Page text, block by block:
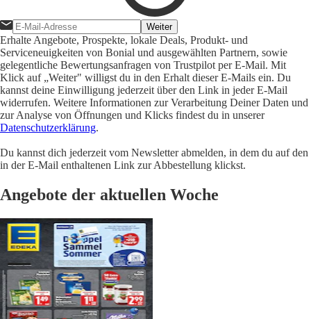
Weiter
Erhalte Angebote, Prospekte, lokale Deals, Produkt- und
Serviceneuigkeiten von Bonial und ausgewählten Partnern, sowie
gelegentliche Bewertungsanfragen von Trustpilot per E-Mail. Mit
Klick auf „Weiter" willigst du in den Erhalt dieser E-Mails ein. Du
kannst deine Einwilligung jederzeit über den Link in jeder E-Mail
widerrufen. Weitere Informationen zur Verarbeitung Deiner Daten und
zur Analyse von Öffnungen und Klicks findest du in unserer
Datenschutzerklärung.
Du kannst dich jederzeit vom Newsletter abmelden, in dem du auf den
in der E-Mail enthaltenen Link zur Abbestellung klickst.
Angebote der aktuellen Woche